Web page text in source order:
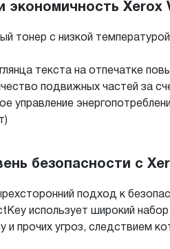
экономичность Xerox
тонер с низкой
текста на отпечатке
подвижных частей за
управление
безопасности с
подход к
использует широкий
и прочих угроз, следствием